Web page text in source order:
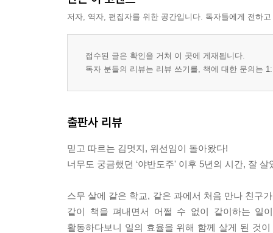
저자, 역자, 편집자를 위한 공간입니다. 독자들에게 전하
접수된 글은 확인을 거쳐 이 곳에 게재됩니다.
독자 분들의 리뷰는 리뷰 쓰기를, 책에 대한 문의는
출판사 리뷰
믿고 따르는 김멋지, 위선임이 돌아왔다!
너무도 궁금했던 ‘야반도주' 이후 5년의 시간, 잘 살
스무 살에 같은 학교, 같은 과에서 처음 만나 친구
같이 책을 펴내면서 어쩔 수 없이 같이하는 일
활동하다보니 일의 효율을 위해 함께 살게 된 것